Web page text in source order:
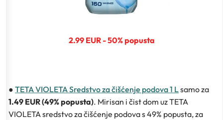
2.99 EUR - 50% popusta
● TETA VIOLETA Sredstvo za čišćenje podova 1 Lsamo za
1.49 EUR (49% popusta). Mirisan i čist dom uz TETA
VIOLETA sredstvo za čišćenje podova s 49% popusta, za